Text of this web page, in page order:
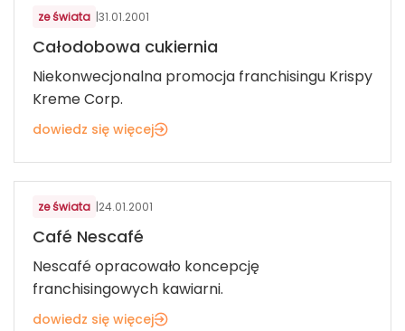
ze świata |31.01.2001
Całodobowa cukiernia
Niekonwecjonalna promocja franchisingu Krispy
Kreme Corp.
dowiedz się więcej
ze świata |24.01.2001
Café Nescafé
Nescafé opracowało koncepcję
franchisingowych kawiarni.
dowiedz się więcej